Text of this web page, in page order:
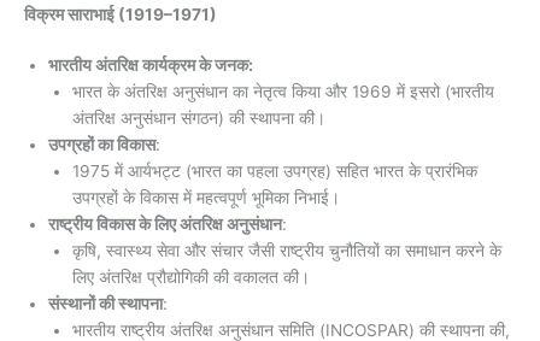
विक्रम साराभाई(1919–1971)
भारतीय अंतरिक्ष कार्यक्रम के जनक:
भारत के अंतरिक्ष अनुसंधान का नेतृत्व किया और 1969 में इसरो (भारतीय
अंतरिक्ष अनुसंधान संगठन) की स्थापना की।
उपग्रहों का विकास:
1975 में आर्यभट्ट (भारत का पहला उपग्रह) सहित भारत के प्रारंभिक
उपग्रहों के विकास में महत्वपूर्ण भूमिका निभाई।
राष्ट्रीय विकास के लिए अंतरिक्ष अनुसंधान:
कृषि, स्वास्थ्य सेवा और संचार जैसी राष्ट्रीय चुनौतियों का समाधान करने के
लिए अंतरिक्ष प्रौद्योगिकी की वकालत की।
संस्थानों की स्थापना:
भारतीय राष्ट्रीय अंतरिक्ष अनुसंधान समिति (INCOSPAR) की स्थापना की,